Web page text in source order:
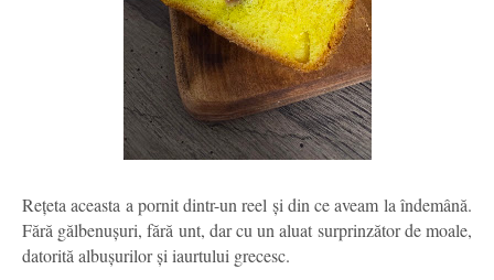
Rețeta aceasta a pornit dintr-un reel și din ce aveam la îndemână.
Fără gălbenușuri, fără unt, dar cu un aluat surprinzător de moale,
datorită albușurilor și iaurtului grecesc.